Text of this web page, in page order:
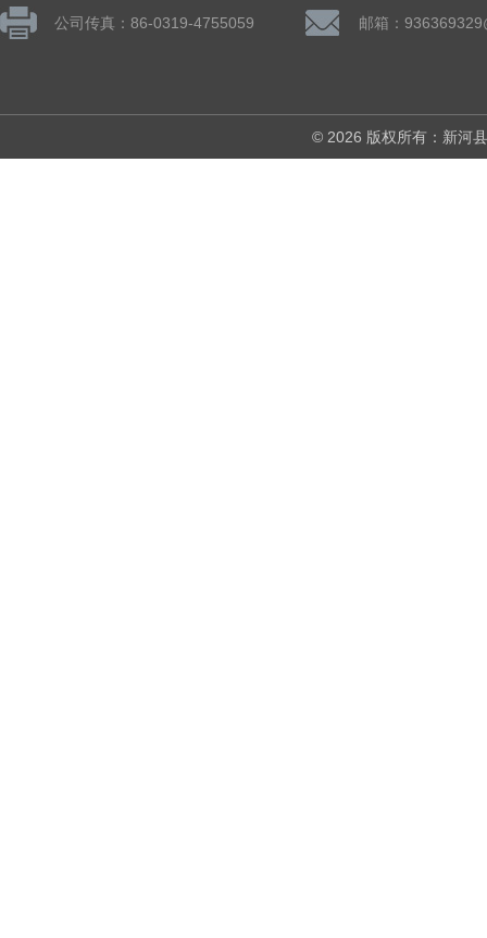
公司传真：86-0319-4755059 邮箱：
© 2026 版权所有：新河